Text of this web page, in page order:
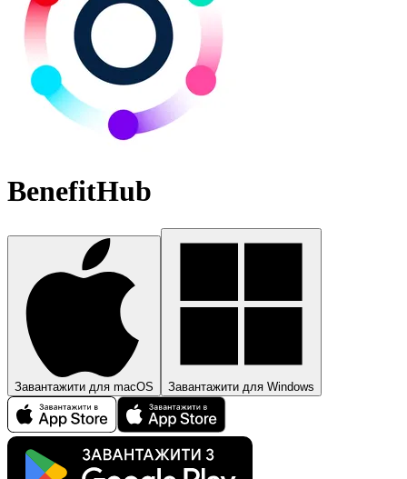
BenefitHub
Завантажити для macOS Завантажити для Windows